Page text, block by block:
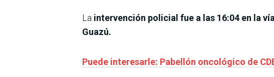
La intervención policial fue a las 16:04 en la
Guazú.
Puede interesarle: Pabellón oncológico de